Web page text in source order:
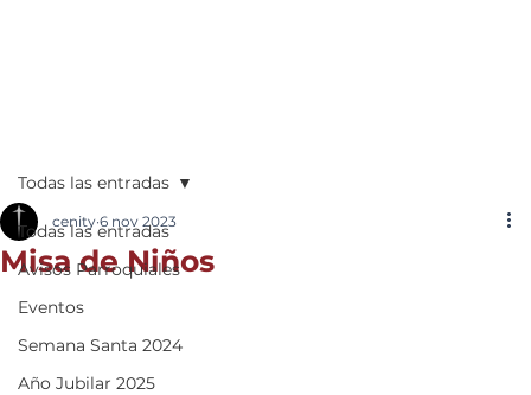
Todas las entradas
Avisos Parroquiales
Eventos
Semana Santa 2024
Año Jubilar 2025
Todas las entradas
Misa de Niños
cenity 6 nov 2023